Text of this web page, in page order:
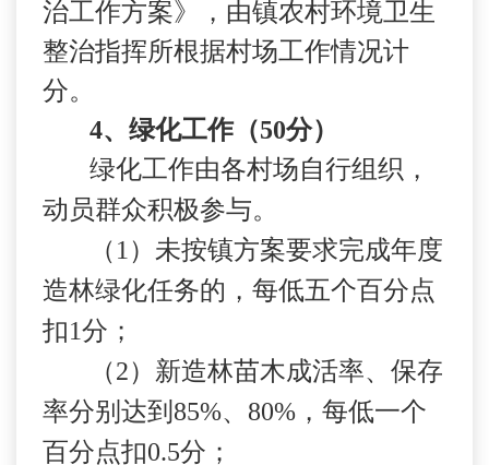
治工作方案》，由镇农村环境卫生
整治指挥所根据村场工作情况计
分。
4、绿化工作（50分）
绿化工作由各村场自行组织，
动员群众积极参与。
（ 1 ）未按镇方案要求完成年度
造林绿化任务的，每低五个百分点
扣1分；
（2）新造林苗木成活率、保存
率分别达到 85%、 80% ，每低一个
百分点扣0.5分；